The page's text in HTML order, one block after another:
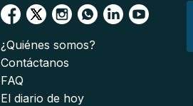
¿Quiénes somos?
Contáctanos
FAQ
El diario de hoy